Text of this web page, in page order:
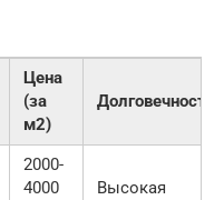
Цена
(за
м2)
Долговечность
2000-
4000
Высокая